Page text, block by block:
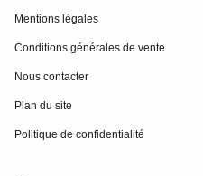
Mentions légales
Conditions générales de vente
Nous contacter
Plan du site
Politique de confidentialité